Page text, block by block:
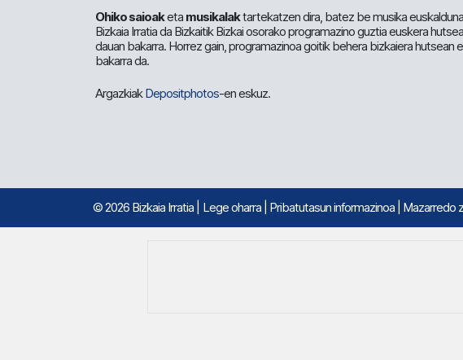
Ohiko saioaketa musikalaktartekatzen dira, batez be musika
Bizkaia Irratia da Bizkaitik Bizkai osorako programazino guztia euskera
dauan bakarra. Horrez gain, programazinoa goitik behera bizkaiera hutsean
bakarra da.
ArgazkiakDepositphotos-en eskuz.
© 2026 Bizkaia Irratia Lege oharra Pribatutasun informazinoa | Mazarredo